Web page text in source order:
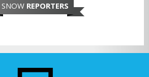
SNOW REPORTERS